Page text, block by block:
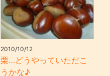
2010/10/12
栗…どうやっていただこ
うかな♪